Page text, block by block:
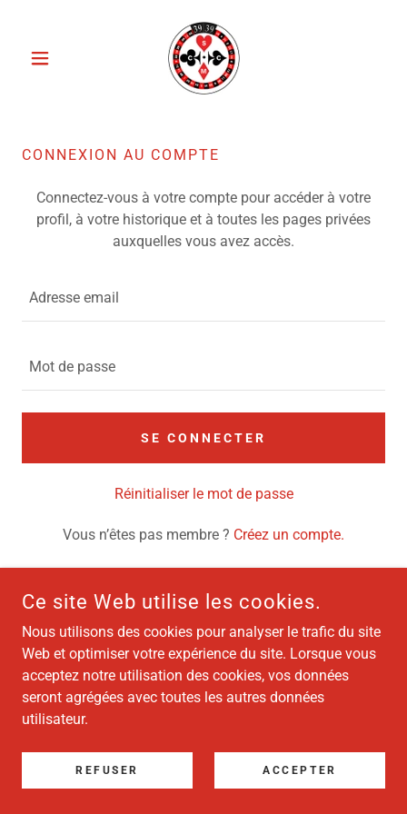
CONNEXION AU COMPTE
Connectez-vous à votre compte pour accéder à votre
profil, à votre historique et à toutes les pages privées
auxquelles vous avez accès.
SE CONNECTER
Réinitialiser le mot de passe
Vous n’êtes pas membre ? Créez un compte.
COPYRIGHT © 2026 SYNDICAT DES CROUPIERS ET DES
CROUPIÈRES DU CASINO DE MONTRÉAL - TOUS DROITS
RÉSERVÉS.
OPTIMISÉ PAR
Ce site Web utilise les cookies.
Nous utilisons des cookies pour analyser le trafic du site
Web et optimiser votre expérience du site. Lorsque vous
acceptez notre utilisation des cookies, vos données
seront agrégées avec toutes les autres données
utilisateur.
REFUSER ACCEPTER